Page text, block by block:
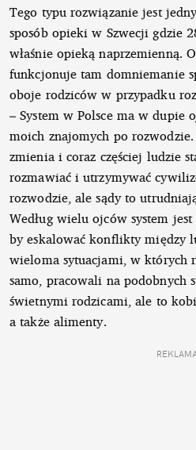
Tego typu rozwiązanie jest
sposób opieki w Szwecji gdzie
właśnie opieką naprzemienną.
funkcjonuje tam domniemanie
oboje rodziców w przypadku
– System w Polsce ma w dupie
moich znajomych po rozwodzie.
zmienia i coraz częściej ludzie
rozmawiać i utrzymywać
rozwodzie, ale sądy to
Według wielu ojców system
by eskalować konflikty między
wieloma sytuacjami, w których
samo, pracowali na podobnych
świetnymi rodzicami, ale to
a także alimenty.